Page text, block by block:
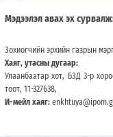
Мэдээлэл авах эх
Зохиогчийн эрхийн газрын
Хаяг, утасны дугаар:
Улаанбаатар хот, БЗД 3-р
тоот, 11-327638,
И-мейл хаяг: